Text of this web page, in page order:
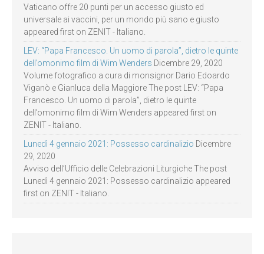
Vaticano offre 20 punti per un accesso giusto ed
universale ai vaccini, per un mondo più sano e giusto
appeared first on ZENIT - Italiano.
LEV: “Papa Francesco. Un uomo di parola”, dietro le quinte
dell’omonimo film di Wim Wenders Dicembre 29, 2020
Volume fotografico a cura di monsignor Dario Edoardo
Viganò e Gianluca della Maggiore The post LEV: “Papa
Francesco. Un uomo di parola”, dietro le quinte
dell’omonimo film di Wim Wenders appeared first on
ZENIT - Italiano.
Lunedì 4 gennaio 2021: Possesso cardinalizio Dicembre
29, 2020
Avviso dell’Ufficio delle Celebrazioni Liturgiche The post
Lunedì 4 gennaio 2021: Possesso cardinalizio appeared
first on ZENIT - Italiano.